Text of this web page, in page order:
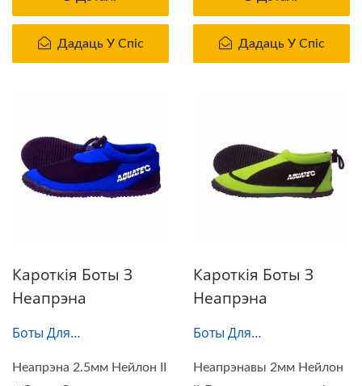
Дадаць У Спіс Дадаць У Спіс
Кароткія Боты З
Неапрэна
Боты Для
Неапрэна 2.5мм Нейлон II
Кароткія Боты З
Неапрэна
Боты Для
Неапрэнавы 2мм Нейлон